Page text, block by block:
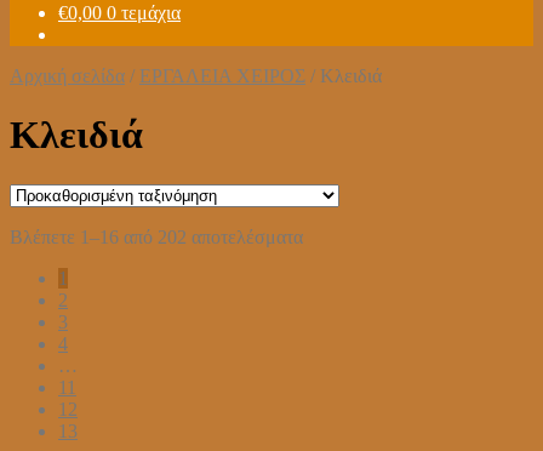
€0,00 0 τεμάχια
Αρχική σελίδα / ΕΡΓΑΛΕΙΑ ΧΕΙΡΟΣ / Κλειδιά
Κλειδιά
Βλέπετε 1–16 από 202 αποτελέσματα
1
2
3
4
…
11
12
13